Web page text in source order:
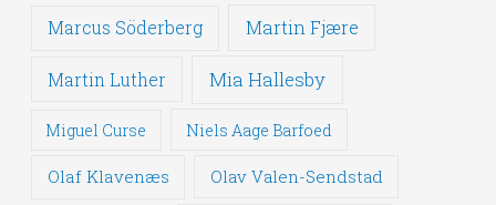
Marcus Söderberg Martin Fjære
Martin Luther Mia Hallesby
Miguel Curse Niels Aage Barfoed
Olaf Klavenæs Olav Valen-Sendstad